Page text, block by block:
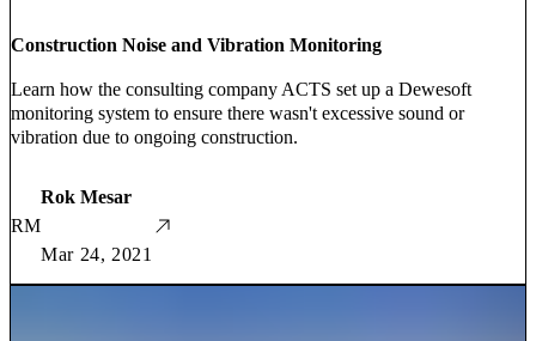
Construction Noise and Vibration Monitoring
Learn how the consulting company ACTS set up a Dewesoft
monitoring system to ensure there wasn't excessive sound or
vibration due to ongoing construction.
RM
Rok Mesar
Mar 24, 2021